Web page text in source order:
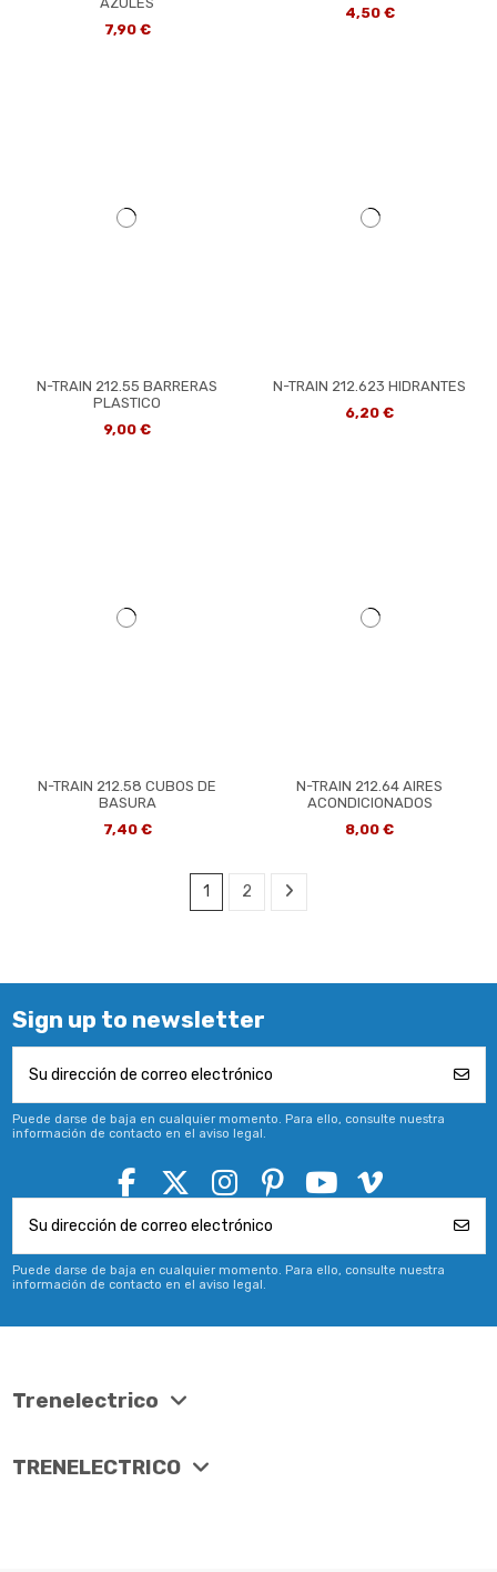
7,90 €
4,50 €
N-TRAIN 212.55 BARRERAS
PLASTICO
9,00 €
N-TRAIN 212.623 HIDRANTES
6,20 €
N-TRAIN 212.58 CUBOS DE
BASURA
7,40 €
N-TRAIN 212.64 AIRES
ACONDICIONADOS
8,00 €
1 2
Sign up to newsletter
Puede darse de baja en cualquier momento. Para ello, consulte nuestra
información de contacto en el aviso legal.
Puede darse de baja en cualquier momento. Para ello, consulte nuestra
información de contacto en el aviso legal.
Trenelectrico
TRENELECTRICO